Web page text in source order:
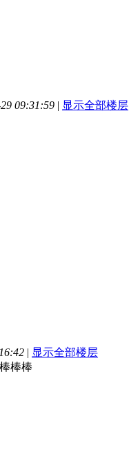
09:31:59 | 显示全部楼层
| 显示全部楼层
棒棒